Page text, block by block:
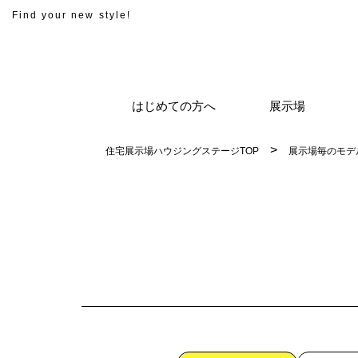
Find your new style!
はじめての方へ 展示場
住宅展示場ハウジングステージTOP 展示場毎のモ